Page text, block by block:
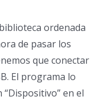
ordenada
de pasar los
que conectar
El programa lo
en el